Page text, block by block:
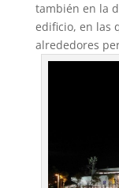
también en la
edificio, en las
alrededores